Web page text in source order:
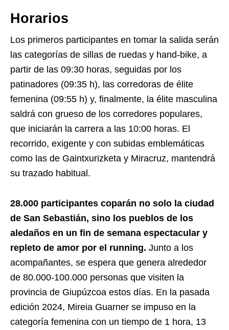
Horarios
Los primeros participantes en tomar la salida serán
las categorías de sillas de ruedas y hand-bike, a
partir de las 09:30 horas, seguidas por los
patinadores (09:35 h), las corredoras de élite
femenina (09:55 h) y, finalmente, la élite masculina
saldrá con grueso de los corredores populares,
que iniciarán la carrera a las 10:00 horas. El
recorrido, exigente y con subidas emblemáticas
como las de Gaintxurizketa y Miracruz, mantendrá
su trazado habitual.
28.000 participantes coparán no solo la ciudad
de San Sebastián, sino los pueblos de los
aledaños en un fin de semana espectacular y
repleto de amor por el running. Junto a los
acompañantes, se espera que genera alrededor
de 80.000-100.000 personas que visiten la
provincia de Giupúzcoa estos días. En la pasada
edición 2024, Mireia Guarner se impuso en la
categoría femenina con un tiempo de 1 hora, 13